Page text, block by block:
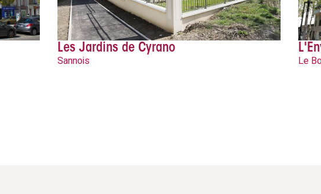
Les Jardins de Cyrano
Sannois Le